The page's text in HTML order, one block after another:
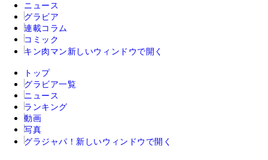
ニュース
グラビア
連載コラム
コミック
キン肉マン 新しいウィンドウで開く
トップ
グラビア一覧
ニュース
ランキング
動画
写真
グラジャパ！ 新しいウィンドウで開く